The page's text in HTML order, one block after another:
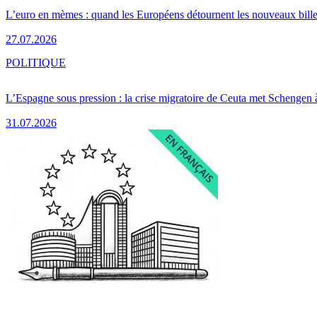
L’euro en mèmes : quand les Européens détournent les nouveaux
27.07.2026
L’Espagne sous pression : la crise migratoire de Ceuta met Schengen
31.07.2026
POLITIQUE